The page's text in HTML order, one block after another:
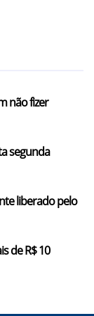
não fizer
segunda
liberado pelo
de R$ 10